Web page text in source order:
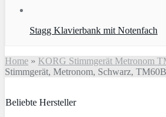
Stagg Klavierbank mit Notenfach
Home » KORG Stimmgerät Metronom
Stimmgerät, Metronom, Schwarz,
Beliebte Hersteller